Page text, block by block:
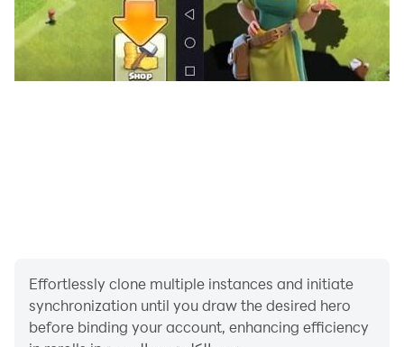
Effortlessly clone multiple instances and initiate
synchronization until you draw the desired hero
before binding your account, enhancing efficiency